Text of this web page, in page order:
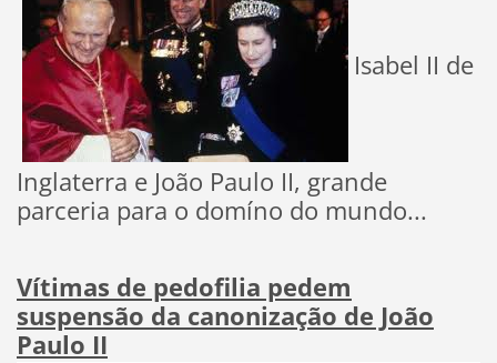
Isabel II de
Inglaterra e João Paulo II, grande
parceria para o domíno do mundo...
Vítimas de pedofilia pedem
suspensão da canonização de João
Paulo II